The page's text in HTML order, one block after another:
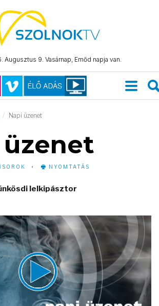
Augusztus 9. Vasárnap, Emőd napja van.
Napi üzenet
NYOMTATÁS
lelkipásztor